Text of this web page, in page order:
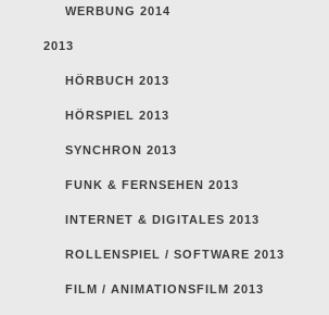
WERBUNG 2014
2013
HÖRBUCH 2013
HÖRSPIEL 2013
SYNCHRON 2013
FUNK & FERNSEHEN 2013
INTERNET & DIGITALES 2013
ROLLENSPIEL / SOFTWARE 2013
FILM / ANIMATIONSFILM 2013